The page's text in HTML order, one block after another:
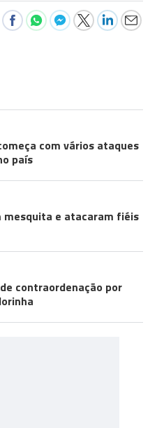
com vários ataques
país
mesquita e atacaram fiéis
contraordenação por